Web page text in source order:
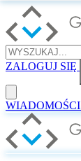
ZALOGUJ SIĘ
WIADOMOŚCI